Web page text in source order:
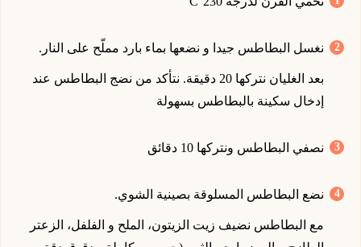
نغسل البطاطس جيدا و نضعها بماء بارد مملّح على النار.
بعد الغليان نتركها 20 دقيقة. نتأكد من نضج البطاطس عند
إدخال سكينة بالبطاطس بسهولة
نصفي البطاطس ونتركها 10 دقائق
نضع البطاطس المسلوقة بصينية الشوي.
مع البطاطس نضيف زيت الزيتون، الملح و الفلفل، الزعتر